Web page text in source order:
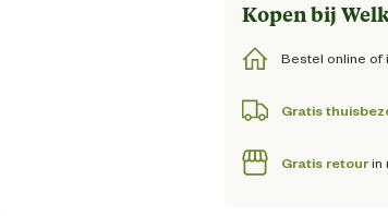
Kopen bij
Bestel online of
Gratis
Gratis retourin